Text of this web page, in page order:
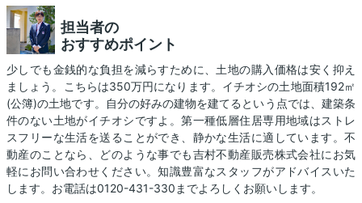
担当者の
おすすめポイント
少しでも金銭的な負担を減らすために、土地の購入価格は安く抑え
ましょう。こちらは350万円になります。イチオシの土地面積192㎡
(公簿)の土地です。自分の好みの建物を建てるという点では、建築条
件のない土地がイチオシですよ。第一種低層住居専用地域はストレ
スフリーな生活を送ることができ、静かな生活に適しています。不
動産のことなら、どのような事でも吉村不動産販売株式会社にお気
軽にお問い合わせください。知識豊富なスタッフがアドバイスいた
します。お電話は0120-431-330までよろしくお願いします。